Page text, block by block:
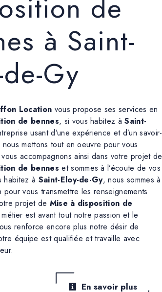
de
à Saint-
Gy
Location vous propose ses services en
de bennes, si vous habitez àSaint-
usant d’une expérience et d’un savoir-
mettons tout en oeuvre pour vous
accompagnons ainsi dans votre projet de
de bennes et sommes à l’écoute de vos
habitez à Saint-Eloy-de-Gy, nous sommes à
vous transmettre les renseignements
projet de Mise à disposition de
est avant tout notre passion et le
renforce encore plus notre désir de
équipe est qualifiée et travaille avec
En savoir plus